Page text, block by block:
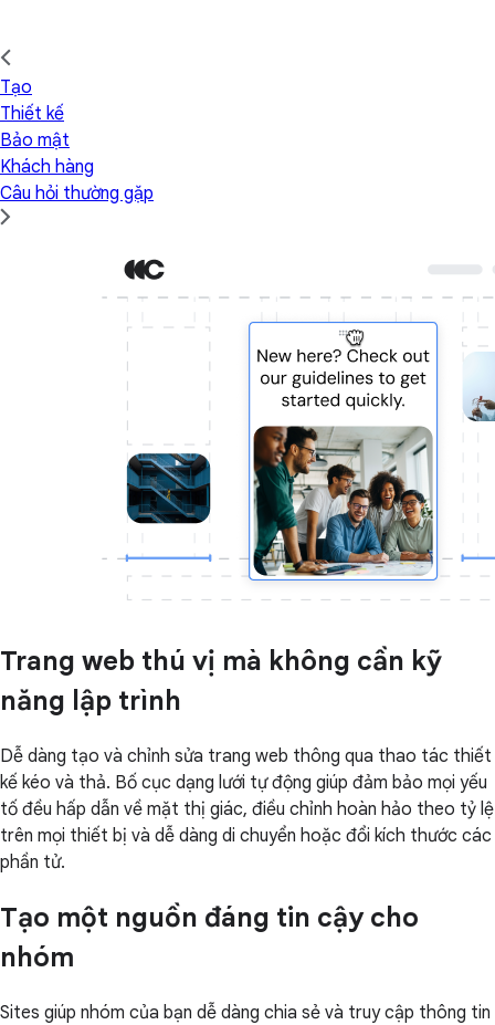
Tạo
Thiết kế
Bảo mật
Khách hàng
Câu hỏi thường gặp
Trang web thú vị mà không cần kỹ
năng lập trình
Dễ dàng tạo và chỉnh sửa trang web thông qua thao tác thiết
kế kéo và thả. Bố cục dạng lưới tự động giúp đảm bảo mọi yếu
tố đều hấp dẫn về mặt thị giác, điều chỉnh hoàn hảo theo tỷ lệ
trên mọi thiết bị và dễ dàng di chuyển hoặc đổi kích thước các
phần tử.
Tạo một nguồn đáng tin cậy cho
nhóm
Sites giúp nhóm của bạn dễ dàng chia sẻ và truy cập thông tin